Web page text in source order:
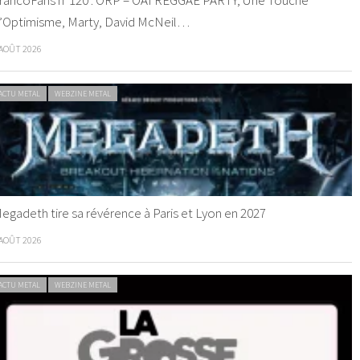
Marty, David McNeil…
2026
METAL WEBZINE METAL
tire sa révérence à Paris et Lyon en 2027
2026
METAL WEBZINE METAL